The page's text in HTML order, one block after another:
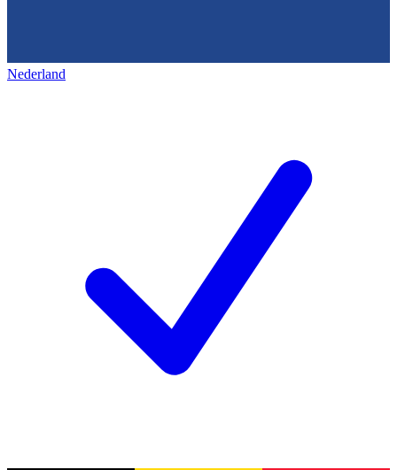
Nederland